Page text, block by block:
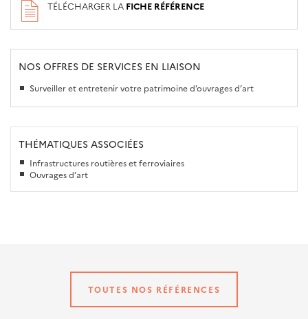
TÉLÉCHARGER LA FICHE RÉFÉRENCE
NOS OFFRES DE SERVICES EN LIAISON
Surveiller et entretenir votre patrimoine d’ouvrages d’art
THÉMATIQUES ASSOCIÉES
Infrastructures routières et ferroviaires
Ouvrages d’art
TOUTES NOS RÉFÉRENCES